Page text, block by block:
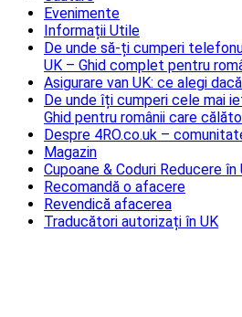
Evenimente
Informații Utile
De unde să-ți cumperi
UK – Ghid complet pentru
Asigurare van UK: ce alegi
De unde îți cumperi cele mai
Ghid pentru românii care
Despre 4RO.co.uk –
Magazin
Cupoane & Coduri Reducere
Recomandă o afacere
Revendică afacerea
Traducători autorizați în UK